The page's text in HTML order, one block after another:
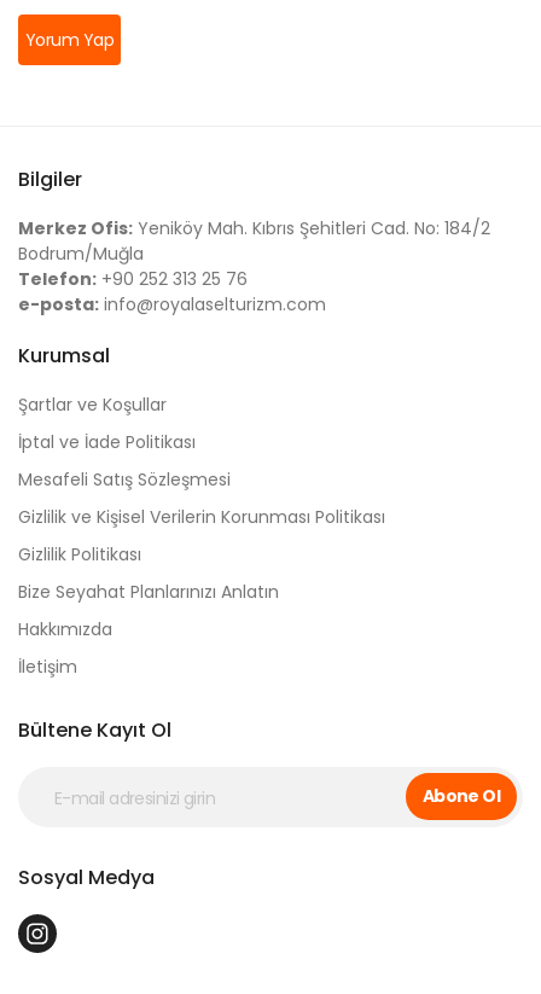
Yorum Yap
Bilgiler
Merkez Ofis: Yeniköy Mah. Kıbrıs Şehitleri Cad. No: 184/2
Bodrum/Muğla
Telefon: +90 252 313 25 76
e-posta: info@royalaselturizm.com
Kurumsal
Şartlar ve Koşullar
İptal ve İade Politikası
Mesafeli Satış Sözleşmesi
Gizlilik ve Kişisel Verilerin Korunması Politikası
Gizlilik Politikası
Bize Seyahat Planlarınızı Anlatın
Hakkımızda
İletişim
Bültene Kayıt Ol
Abone Ol
Sosyal Medya